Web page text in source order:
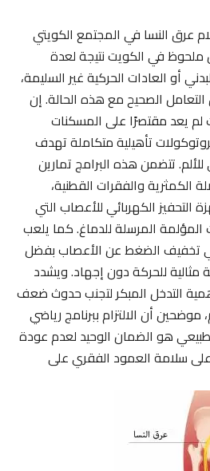
عرق النسا في المجتمع الكويتي
في الكويت نتيجة لعدة
أو العادات الحركية غير السليمة،
الصحيح مع هذه الحالة. إن
يعد مقتصرًا على المسكنات
تأهيلية متكاملة تهدف
تتضمن هذه البرامج تمارين
والفقرات القطنية،
الكهربائي للأعصاب التي
المرسلة للدماغ. كما يلعب
تخفيف الضغط عن الأعصاب بفضل
للحركة دون إجهاد. ويشدد
التدخل المبكر لتجنب حدوث ضعف
أن الالتزام ببرنامج رياضي
هو الضمان الوحيد لعدم عودة
سلامة العمود الفقري على